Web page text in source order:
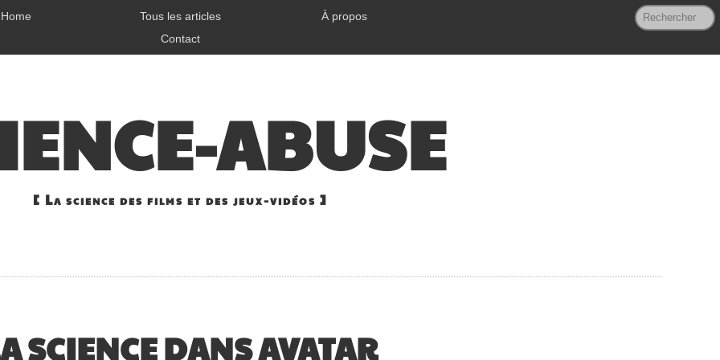
Home Tous les articles
À propos
Contact
ABUSE
La science des films et des jeux-vidéos
SCIENCE DANS AVATAR